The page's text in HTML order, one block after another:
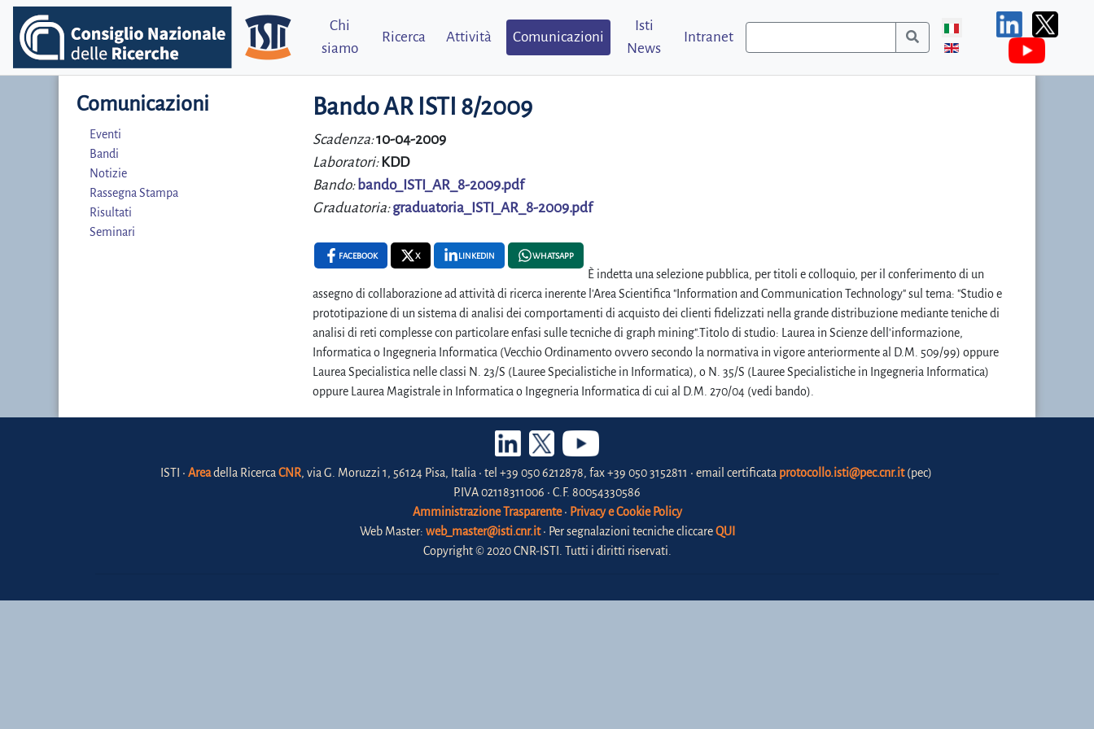
Chi
siamo
Ricerca Attività Comunicazioni
Isti
News
Intranet
Comunicazioni
Eventi
Bandi
Notizie
Rassegna Stampa
Risultati
Seminari
Bando AR ISTI 8/2009
Scadenza:10-04-2009
Laboratori: KDD
Bando: bando_ISTI_AR_8-2009.pdf
Graduatoria:graduatoria_ISTI_AR_8-2009.pdf
FACEBOOK X LINKEDIN WHATSAPP
È indetta una selezione pubblica, per titoli e colloquio, per il conferimento di un
assegno di collaborazione ad attività di ricerca inerente l'Area Scientifica "Information and Communication Technology" sul tema: "Studio e
prototipazione di un sistema di analisi dei comportamenti di acquisto dei clienti fidelizzati nella grande distribuzione mediante teniche di
analisi di reti complesse con particolare enfasi sulle tecniche di graph mining".Titolo di studio: Laurea in Scienze dell'informazione,
Informatica o Ingegneria Informatica (Vecchio Ordinamento ovvero secondo la normativa in vigore anteriormente al D.M. 509/99) oppure
Laurea Specialistica nelle classi N. 23/S (Lauree Specialistiche in Informatica), o N. 35/S (Lauree Specialistiche in Ingegneria Informatica)
oppure Laurea Magistrale in Informatica o Ingegneria Informatica di cui al D.M. 270/04 (vedi bando).
ISTI • Areadella Ricerca CNR, via G. Moruzzi 1, 56124 Pisa, Italia • tel +39 050 6212878, fax +39 050 3152811 • email certificata protocollo.isti@pec.cnr.it(pec)
P.IVA 02118311006 • C.F. 80054330586
Amministrazione Trasparente• Privacy e Cookie Policy
Web Master: web_master@isti.cnr.it• Per segnalazioni tecniche cliccareQUI
Copyright © 2020 CNR-ISTI. Tutti i diritti riservati.